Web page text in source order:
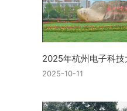
2025年杭州电子科
2025-10-11